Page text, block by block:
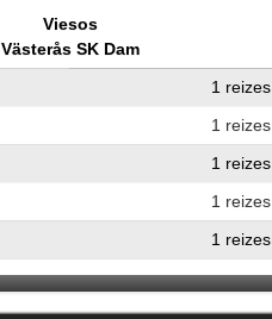
Viesos
Västerås SK Dam
1 reizes
1 reizes
1 reizes
1 reizes
1 reizes